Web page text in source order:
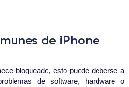
de iPhone
bloqueado, esto puede deberse a
de software, hardware o